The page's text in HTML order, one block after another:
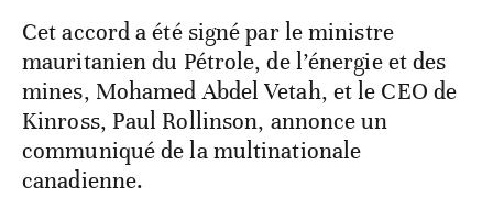
Cet accord a été signé par le ministre
mauritanien du Pétrole, de l’énergie et des
mines, Mohamed Abdel Vetah, et le CEO de
Kinross, Paul Rollinson, annonce un
communiqué de la multinationale
canadienne.